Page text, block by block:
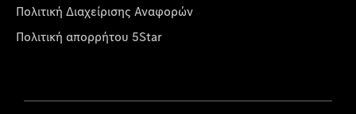
Πολιτική Διαχείρισης Αναφορών
Πολιτική απορρήτου 5Star